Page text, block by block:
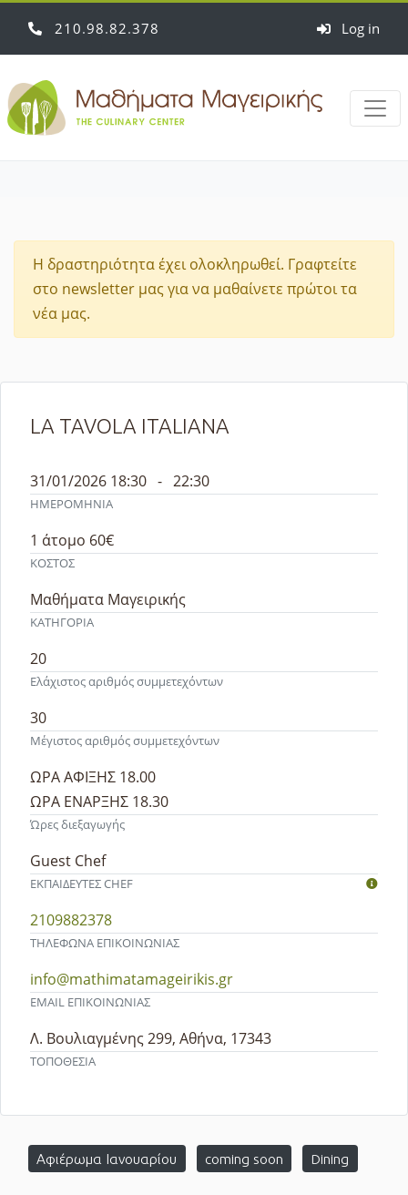
210 98 82 378 Log in
Η δραστηριότητα έχει ολοκληρωθεί. Γραφτείτε
στο newsletter μας για να μαθαίνετε πρώτοι τα
νέα μας.
LA TAVOLA ITALIANA
ΗΜΕΡΟΜΗΝΙΑ
31/01/2026 18:30 - 22:30
ΚΟΣΤΟΣ
1 άτομο 60€
ΚΑΤΗΓΟΡΙΑ
Μαθήματα Μαγειρικής
Ελάχιστος αριθμός συμμετεχόντων
20
Μέγιστος αριθμός συμμετεχόντων
30
Ώρες διεξαγωγής
ΩΡΑ ΑΦΙΞΗΣ 18.00
ΩΡΑ ΕΝΑΡΞΗΣ 18.30
ΕΚΠΑΙΔΕΥΤEΣ CHEF
Guest Chef
ΤΗΛΕΦΩΝΑ ΕΠΙΚΟΙΝΩΝΙΑΣ
2109882378
EMAIL ΕΠΙΚΟΙΝΩΝΙΑΣ
info@mathimatamageirikis.gr
ΤΟΠΟΘΕΣΙΑ
Λ. Βουλιαγμένης 299, Αθήνα, 17343
Αφιέρωμα Ιανουαρίου coming soon Dining